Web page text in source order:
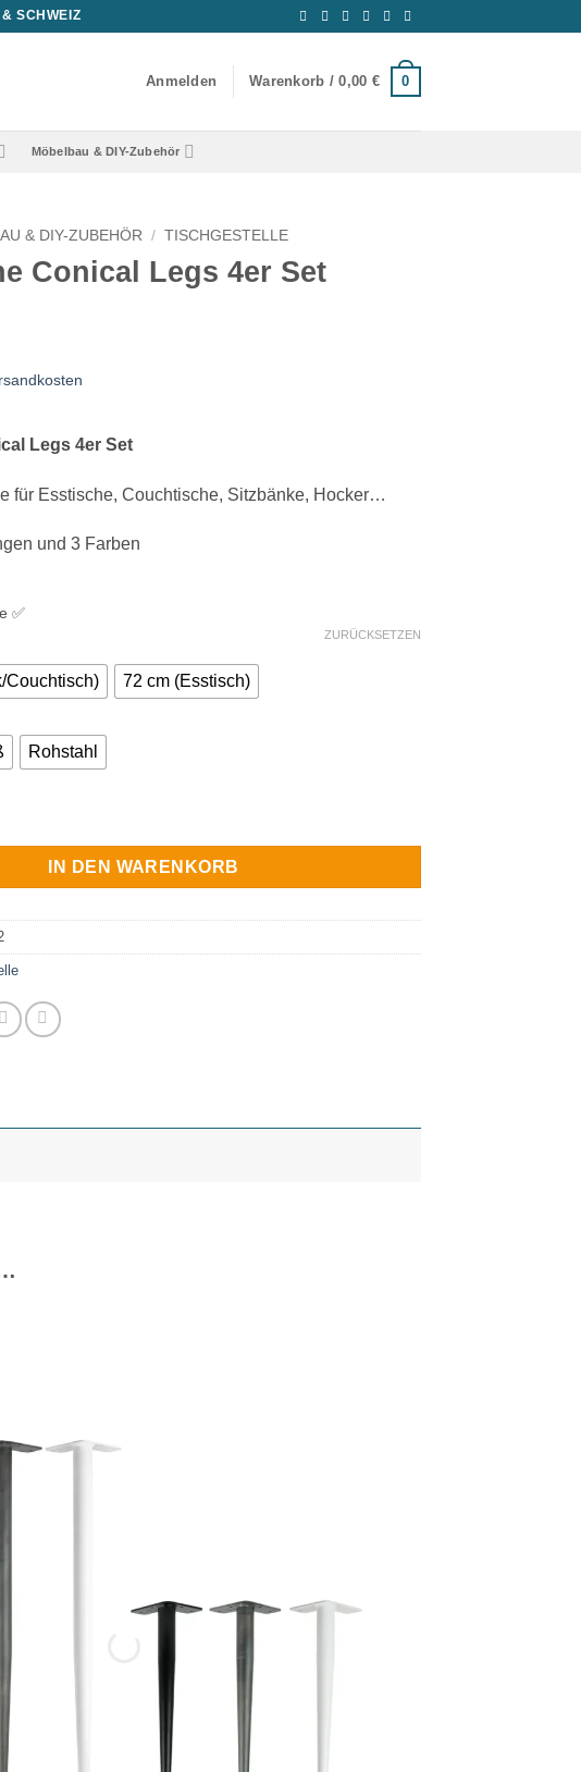
SCHWEIZ
Anmelden Warenkorb /0,00 € 0
Möbelbau & DIY-Zubehör
& DIY-ZUBEHÖR / TISCHGESTELLE
Conical Legs 4er Set
Legs 4er Set
für Esstische, Couchtische, Sitzbänke, Hocker…
und 3 Farben
✅
Couchtisch) 72 cm (Esstisch)
Rohstahl
ZURÜCKSETZEN
Legs 4er Set Menge
IN DEN WARENKORB